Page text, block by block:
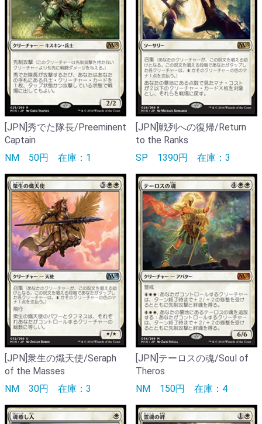
[JPN]秀でた隊長/Preeminent
Captain
NM 50円 在庫：1
[JPN]戦列への復帰/Return
to the Ranks
SP 1390円 在庫：3
[JPN]衆生の熾天使/Seraph
of the Masses
NM 30円 在庫：3
[JPN]テーロスの魂/Soul of
Theros
NM 150円 在庫：4